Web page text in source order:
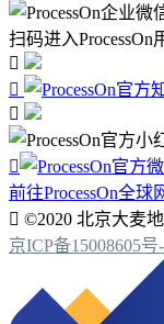
扫码进入ProcessOn




前往ProcessOn全球
 ©2020 北京大麦
京ICP备15008605号-